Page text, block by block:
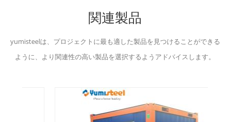
関連製品
yumisteelは、プロジェクトに最も適した製品を見つけることができる
ように、より関連性の高い製品を選択するようアドバイスします。